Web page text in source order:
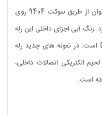
باز و چهار بسته مجزا) است که می‌ توان از طریق سوکت 9404 روی
رنگ آبی اجزای داخلی این رله
نشان‌ دهنده ولتاژ تحریک از نوع DC است. در نمونه‌ های جدید رله
الکتریکی اتصالات داخلی،
است.